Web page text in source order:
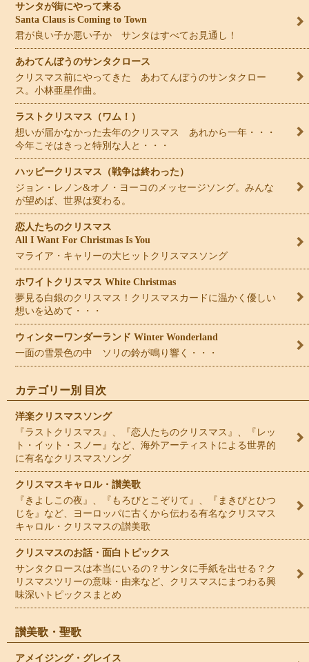
サンタが街にやって来る
Santa Claus is Coming to Town
君が良い子か悪い子か サンタはすべてお見通し！
あわてんぼうのサンタクロース
クリスマス前にやってきた あわてんぼうのサンタクロー
ス。小林亜星作曲。
ラストクリスマス（ワム！）
想いが届かなかった去年のクリスマス あれから一年・・・
今年こそはきっと特別な人と・・・
ハッピークリスマス（戦争は終わった）
ジョン・レノン&オノ・ヨーコのメッセージソング。みんな
が望めば、世界は変わる。
恋人たちのクリスマス
All I Want For Christmas Is You
マライア・キャリーの大ヒットクリスマスソング
ホワイトクリスマス White Christmas
夢見る白銀のクリスマス！クリスマスカードに温かく優しい
想いを込めて・・・
ウィンターワンダーランド Winter Wonderland
一面の雪景色の中 ソリの鈴が鳴り響く・・・
カテゴリー別 目次
洋楽クリスマスソング
『ラストクリスマス』、『恋人たちのクリスマス』、『レッ
ト・イット・スノー』など、海外アーティストによる世界的
に有名なクリスマスソング
クリスマスキャロル・讃美歌
『きよしこの夜』、『もろびとこぞりて』、『まきびとひつ
じを』など、ヨーロッパに古くから伝わる有名なクリスマス
キャロル・クリスマスの讃美歌
クリスマスのお話・面白トピックス
サンタクロースは本当にいるの？サンタに手紙を出せる？ク
リスマスツリーの意味・由来など、クリスマスにまつわる興
味深いトピックスまとめ
讃美歌・聖歌
アメイジング・グレイス